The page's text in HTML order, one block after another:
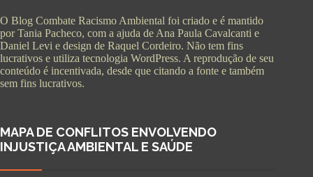
O Blog Combate Racismo Ambiental foi criado e é mantido
por Tania Pacheco, com a ajuda de Ana Paula Cavalcanti e
Daniel Levi e design de Raquel Cordeiro. Não tem fins
lucrativos e utiliza tecnologia WordPress. A reprodução de seu
conteúdo é incentivada, desde que citando a fonte e também
sem fins lucrativos.
MAPA DE CONFLITOS ENVOLVENDO
INJUSTIÇA AMBIENTAL E SAÚDE